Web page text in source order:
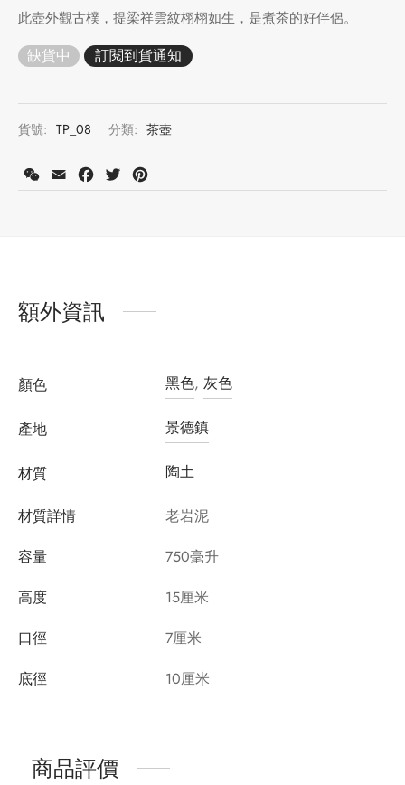
此壺外觀古樸，提梁祥雲紋栩栩如生，是煮茶的好伴侶。
缺貨中
貨號: TP_08 分類: 茶壺
WeChat
Email Facebook
Twitter
額外資訊
顏色 黑色, 灰色
產地 景德鎮
材質 陶土
材質詳情
老岩泥
容量
750毫升
高度
15厘米
口徑
7厘米
底徑
10厘米
商品評價